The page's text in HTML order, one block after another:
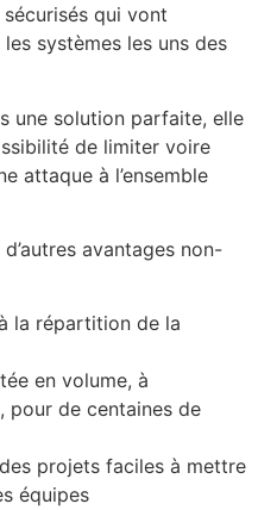
qui vont
systèmes les uns des
une solution parfaite, elle
de limiter voire
attaque à l’ensemble
avantages non-
la répartition de la
en volume, à
pour de centaines de
projets faciles à mettre
équipes